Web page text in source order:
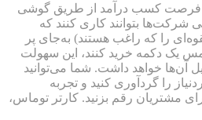
فرصت کسب درآمد از طریق گوشی
شرکت‌ها بتوانند کاری کنند که
را که راغب هستند) به‌جای پر
لمس یک دکمه خرید کنند، این سهولت
آن‌ها خواهد داشت. شما می‌توانید
را گردآوری کنید و تجربه
مشتریان رقم بزنید. کارتر توماس،